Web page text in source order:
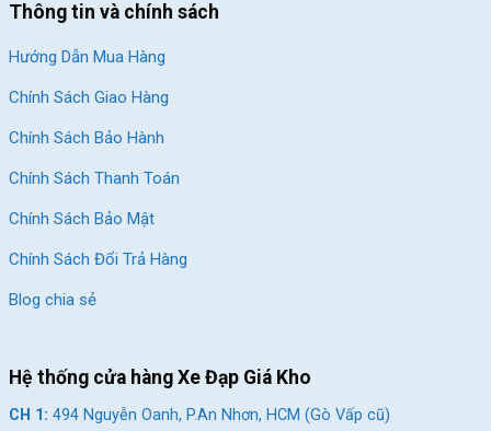
Xe đạp của thương hiệu uy tín không chỉ bền bỉ, bắt mắt còn mang lại
đạp trôi nổi để bạn dễ dàng hình dung:
Tiêu chí
xuất xứ
Rõ ràng, minh bạch,
Chất liệu linh
kiện
chính hãng (Shimano,
Thông tin và chính sách
Hướng Dẫn Mua Hàng
Chính Sách Giao Hàng
Chính Sách Bảo Hành
Chính Sách Thanh Toán
Chính Sách Bảo Mật
Chính Sách Đổi Trả Hàng
Blog chia sẻ
Hệ thống cửa hàng Xe Đạp Giá Kho
CH 1: 494 Nguyễn Oanh, P.An Nhơn, HCM (Gò Vấp cũ)